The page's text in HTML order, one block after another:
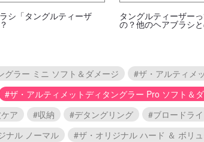
シ「タングルティーザ タングルティーザー
の？他のヘアブラシ
ラー ミニ ソフト＆ダメージ
#ザ・アルティメ
#ザ・アルティメットディタングラー Pro ソフト＆
ア #収納 #デタングリング #ブロードライ
ナル ノーマル #ザ・オリジナル ハード ＆ ボリ